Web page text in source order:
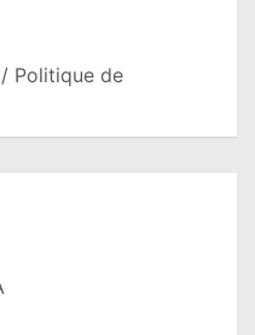
Politique de